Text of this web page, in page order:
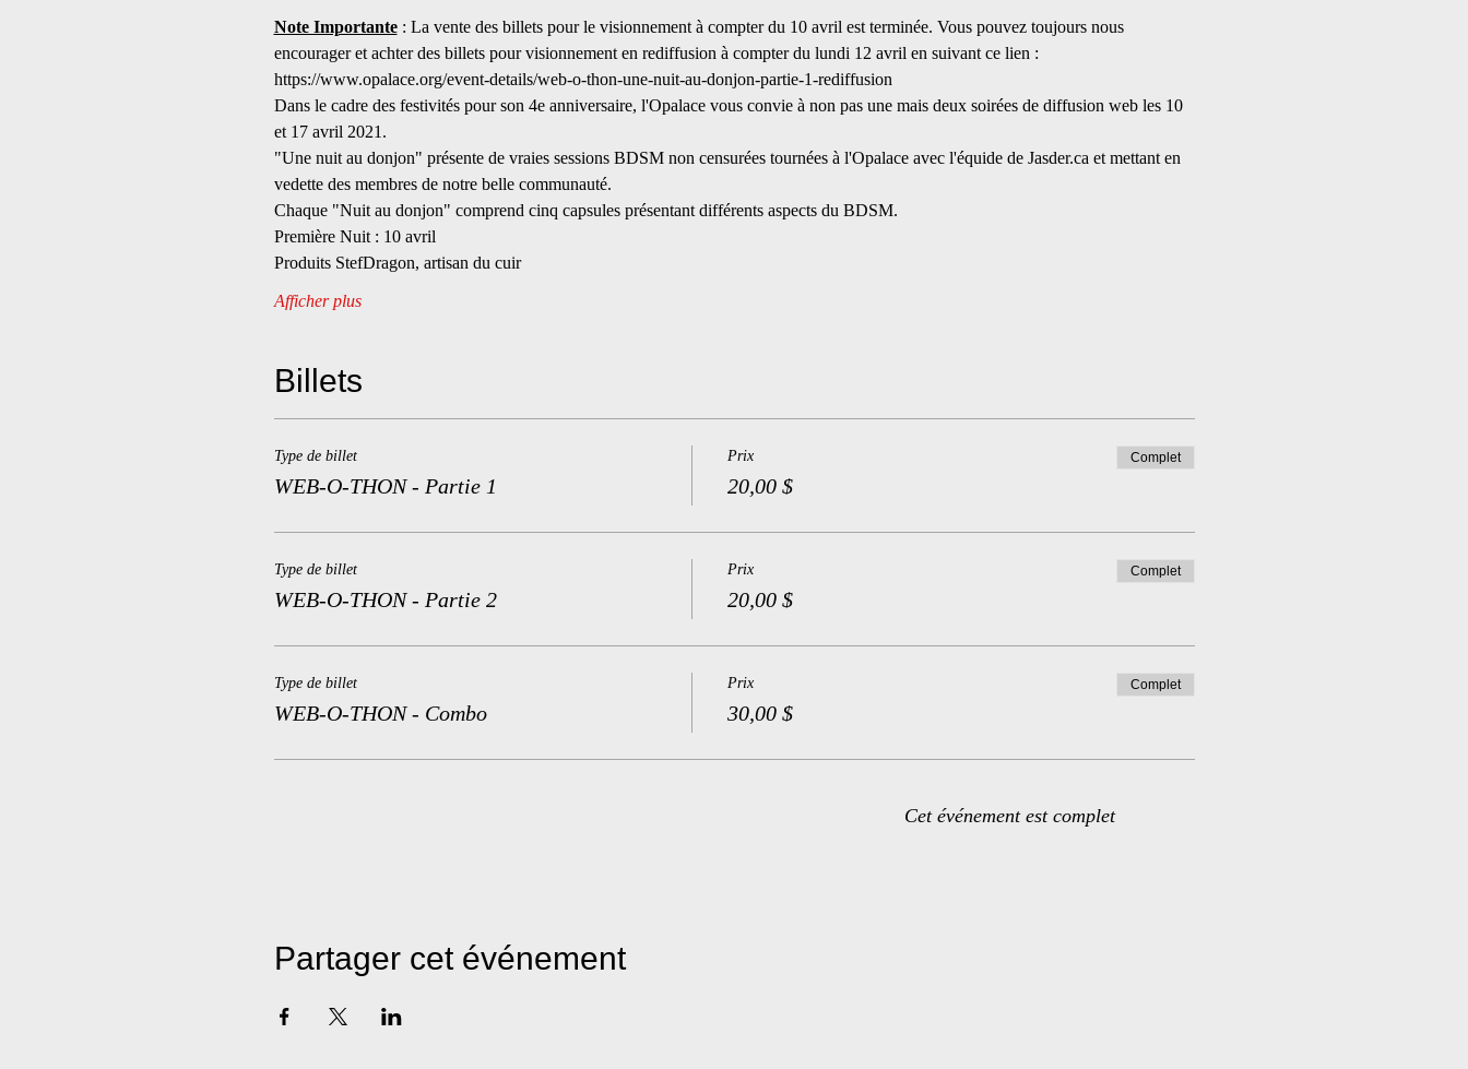
Note Importante : La vente des billets pour le visionnement à compter du 10 avril est terminée. Vous pouvez toujours nous
encourager et achter des billets pour visionnement en rediffusion à compter du lundi 12 avril en suivant ce lien :
https://www.opalace.org/event-details/web-o-thon-une-nuit-au-donjon-partie-1-rediffusion
Dans le cadre des festivités pour son 4e anniversaire, l'Opalace vous convie à non pas une mais deux soirées de diffusion web les 10
et 17 avril 2021.
"Une nuit au donjon" présente de vraies sessions BDSM non censurées tournées à l'Opalace avec l'équide de Jasder.ca et mettant en
vedette des membres de notre belle communauté.
Chaque "Nuit au donjon" comprend cinq capsules présentant différents aspects du BDSM.
Première Nuit : 10 avril
Produits StefDragon, artisan du cuir
Afficher plus
Billets
Type de billet
WEB-O-THON - Partie 1
Prix
20,00 $
Complet
Type de billet
WEB-O-THON - Partie 2
Prix
20,00 $
Complet
Type de billet
WEB-O-THON - Combo
Prix
30,00 $
Complet
Cet événement est complet
Partager cet événement